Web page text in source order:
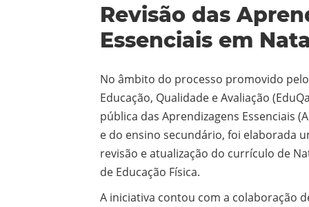
Revisão das
Essenciais em
No âmbito do processo promovido
Educação, Qualidade e Avaliação
pública das Aprendizagens Essenciais
e do ensino secundário, foi elaborada
revisão e atualização do currículo de
de Educação Física.
A iniciativa contou com a colaboração